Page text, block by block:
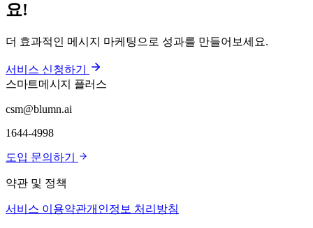
요!
더 효과적인 메시지 마케팅으로 성과를 만들어보세요.
서비스 신청하기
스마트메시지 플러스
csm@blumn.ai
1644-4998
도입 문의하기
약관 및 정책
서비스 이용약관개인정보 처리방침